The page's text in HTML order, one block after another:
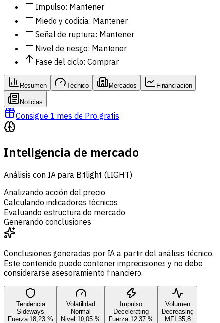
Impulso: Mantener
Miedo y codicia: Mantener
Señal de ruptura: Mantener
Nivel de riesgo: Mantener
Fase del ciclo: Comprar
Resumen Técnico Mercados Financiación
Noticias
Consigue 1 mes de Pro gratis
Inteligencia de mercado
Análisis con IA para Bitlight (LIGHT)
Analizando acción del precio
Calculando indicadores técnicos
Evaluando estructura de mercado
Generando conclusiones
Conclusiones generadas por IA a partir del análisis técnico.
Este contenido puede contener imprecisiones y no debe
considerarse asesoramiento financiero.
Tendencia
Sideways
Fuerza 18,23 %
Volatilidad
Normal
Nivel 10,05 %
Impulso
Decelerating
Fuerza 12,37 %
Volumen
Decreasing
MFI 35,8